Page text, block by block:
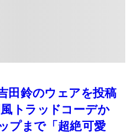
田鈴のウェアを投稿
トラッドコーデか
プまで「超絶可愛